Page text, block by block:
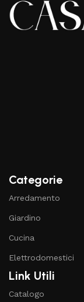
Categorie
Arredamento
Giardino
Cucina
Elettrodomestici
Link Utili
Catalogo